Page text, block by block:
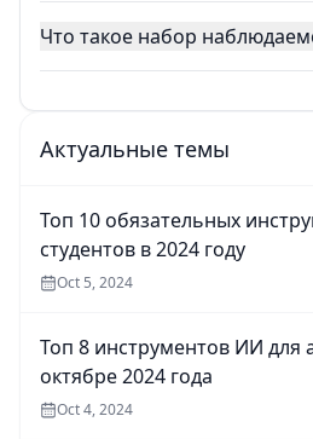
Что такое набор
Актуальные темы
Топ 10 обязательных
студентов в 2024 году
Oct 5, 2024
Топ 8 инструментов ИИ для
октябре 2024 года
Oct 4, 2024